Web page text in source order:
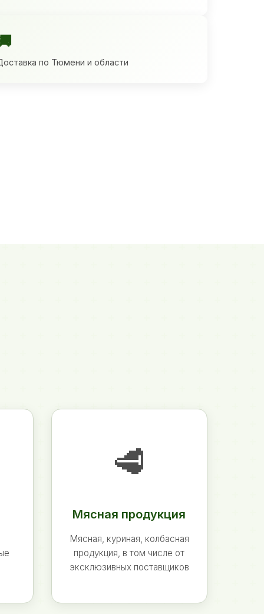
по Тюмени и области
🥩
Мясная продукция
Мясная, куриная, колбасная
продукция, в том числе от
эксклюзивных поставщиков